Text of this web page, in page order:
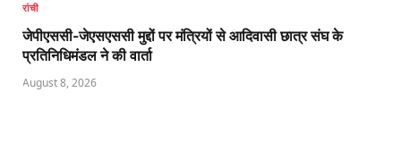
रांची
जेपीएससी-जेएसएससी मुद्दों पर मंत्रियों से आदिवासी छात्र संघ के
प्रतिनिधिमंडल ने की वार्ता
August 8, 2026